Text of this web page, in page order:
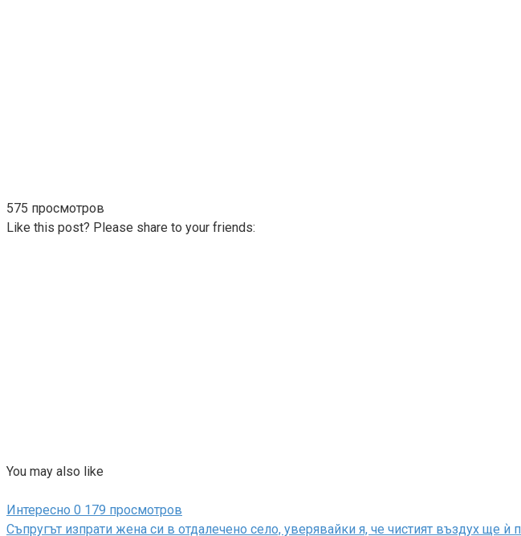
575 просмотров
Like this post? Please share to your friends:
You may also like
Интересно 0 179 просмотров
Съпругът изпрати жена си в отдалечено село, уверявайки я, че чистият въздух ще